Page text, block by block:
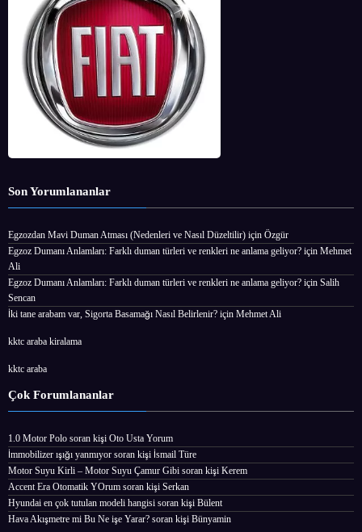
Son Yorumlananlar
Egzozdan Mavi Duman Atması (Nedenleri ve Nasıl Düzeltilir) için Özgür
Egzoz Dumanı Anlamları: Farklı duman türleri ve renkleri ne anlama geliyor? için Mehmet
Ali
Egzoz Dumanı Anlamları: Farklı duman türleri ve renkleri ne anlama geliyor? için Salih
Sencan
İki tane arabam var, Sigorta Basamağı Nasıl Belirlenir? için Mehmet Ali
kktc araba kiralama
kktc araba
Çok Forumlananlar
1.0 Motor Polo soran kişi Oto Usta Yorum
İmmobilizer ışığı yanmıyor soran kişi İsmail Türe
Motor Suyu Kirli – Motor Suyu Çamur Gibi soran kişi Kerem
Accent Era Otomatik YOrum soran kişi Serkan
Hyundai en çok tutulan modeli hangisi soran kişi Bülent
Hava Akışmetre mi Bu Ne işe Yarar? soran kişi Bünyamin